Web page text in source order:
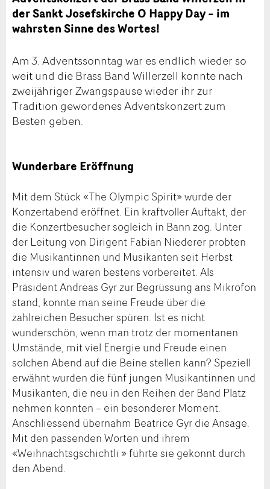
der Sankt Josefskirche O Happy Day – im
wahrsten Sinne des Wortes!
Am 3. Adventssonntag war es endlich wieder so
weit und die Brass Band Willerzell konnte nach
zweijähriger Zwangspause wieder ihr zur
Tradition gewordenes Adventskonzert zum
Besten geben.
Wunderbare Eröffnung
Mit dem Stück «The Olympic Spirit» wurde der
Konzertabend eröffnet. Ein kraftvoller Auftakt, der
die Konzertbesucher sogleich in Bann zog. Unter
der Leitung von Dirigent Fabian Niederer probten
die Musikantinnen und Musikanten seit Herbst
intensiv und waren bestens vorbereitet. Als
Präsident Andreas Gyr zur Begrüssung ans Mikrofon
stand, konnte man seine Freude über die
zahlreichen Besucher spüren. Ist es nicht
wunderschön, wenn man trotz der momentanen
Umstände, mit viel Energie und Freude einen
solchen Abend auf die Beine stellen kann? Speziell
erwähnt wurden die fünf jungen Musikantinnen und
Musikanten, die neu in den Reihen der Band Platz
nehmen konnten – ein besonderer Moment.
Anschliessend übernahm Beatrice Gyr die Ansage.
Mit den passenden Worten und ihrem
«Weihnachtsgschichtli » führte sie gekonnt durch
den Abend.